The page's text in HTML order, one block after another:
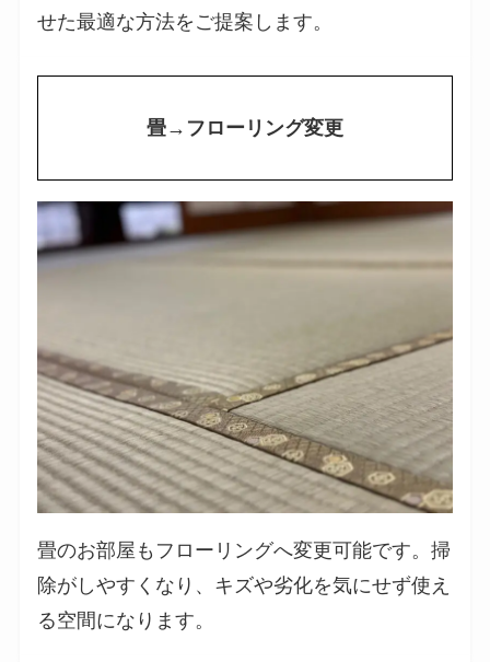
せた最適な方法をご提案します。
畳→フローリング変更
畳のお部屋もフローリングへ変更可能です。掃
除がしやすくなり、キズや劣化を気にせず使え
る空間になります。